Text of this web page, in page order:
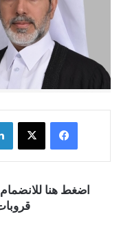
فيسبوك ‫X
اضغط هنا